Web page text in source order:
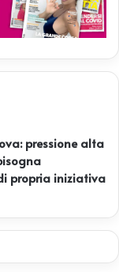
pressione alta
propria iniziativa